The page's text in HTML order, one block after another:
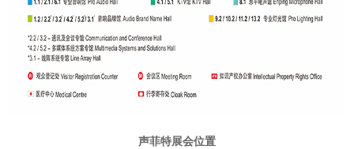
声菲特展会位置